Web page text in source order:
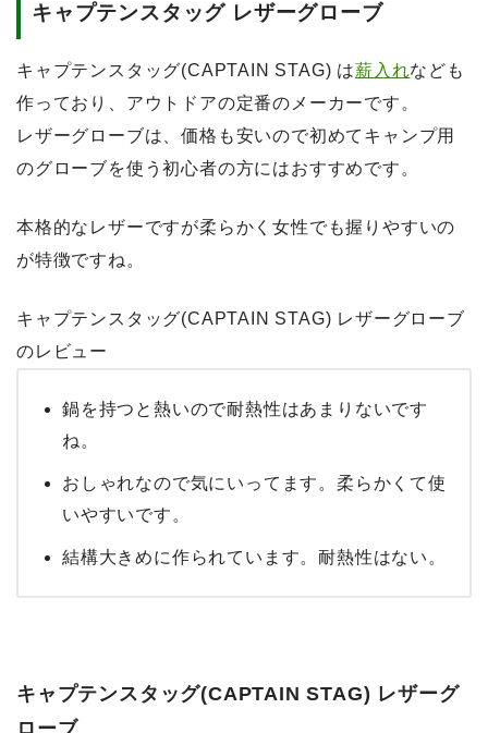
キャプテンスタッグ レザーグローブ
キャプテンスタッグ(CAPTAIN STAG) は薪入れなども
作っており、アウトドアの定番のメーカーです。
レザーグローブは、価格も安いので初めてキャンプ用
のグローブを使う初心者の方にはおすすめです。
本格的なレザーですが柔らかく女性でも握りやすいの
が特徴ですね。
キャプテンスタッグ(CAPTAIN STAG) レザーグローブ
のレビュー
鍋を持つと熱いので耐熱性はあまりないです
ね。
おしゃれなので気にいってます。柔らかくて使
いやすいです。
結構大きめに作られています。耐熱性はない。
キャプテンスタッグ(CAPTAIN STAG) レザーグ